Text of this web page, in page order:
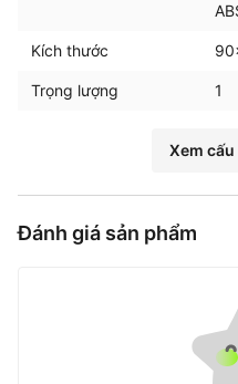
Kích thước
Trọng lượng 1
Xem
Đánh giá sản phẩm